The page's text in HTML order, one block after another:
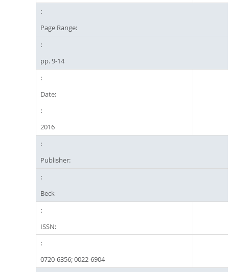
Page Range:
pp. 9-14
Date:
2016
Publisher:
Beck
ISSN:
0720-6356; 0022-6904